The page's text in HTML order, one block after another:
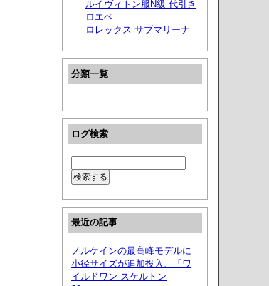
ルイヴィトン服N級 代引き
ロエベ
ロレックス サブマリーナ
分類一覧
ログ検索
最近の記事
ノルケインの最高峰モデルに
小径サイズが追加投入、「ワ
イルドワン スケルトン